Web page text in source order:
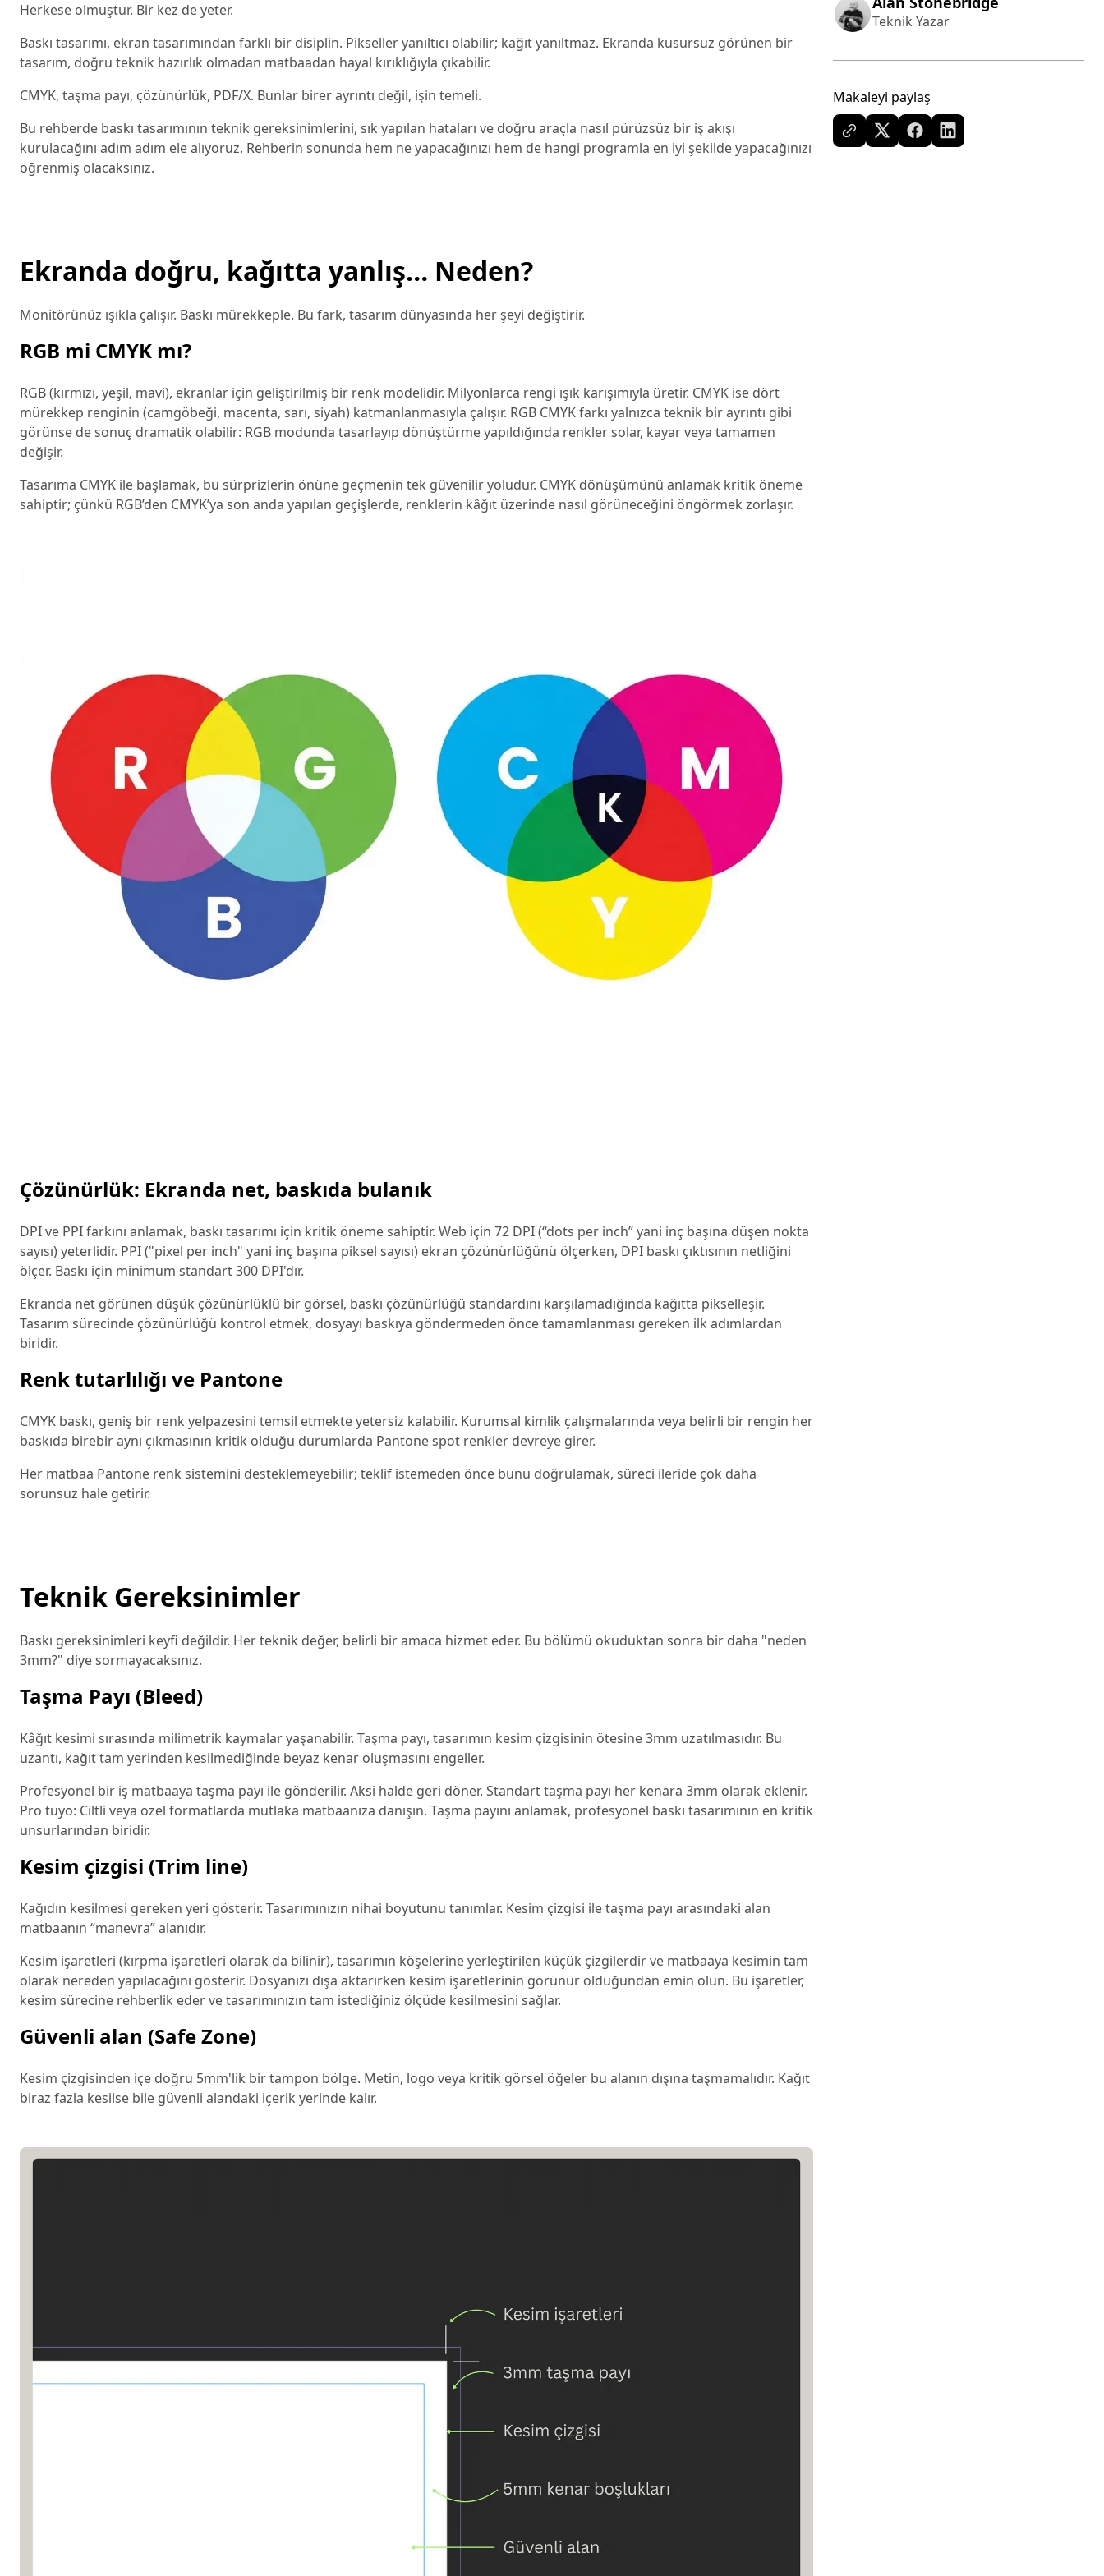
Herkese olmuştur. Bir kez de yeter.
Baskı tasarımı, ekran tasarımından farklı bir disiplin. Pikseller yanıltıcı olabilir; kağıt yanıltmaz. Ekranda kusursuz görünen bir
tasarım, doğru teknik hazırlık olmadan matbaadan hayal kırıklığıyla çıkabilir.
CMYK, taşma payı, çözünürlük, PDF/X. Bunlar birer ayrıntı değil, işin temeli.
Bu rehberde baskı tasarımının teknik gereksinimlerini, sık yapılan hataları ve doğru araçla nasıl pürüzsüz bir iş akışı
kurulacağını adım adım ele alıyoruz. Rehberin sonunda hem ne yapacağınızı hem de hangi programla en iyi şekilde yapacağınızı
öğrenmiş olacaksınız.
Ekranda doğru, kağıtta yanlış… Neden?
Monitörünüz ışıkla çalışır. Baskı mürekkeple. Bu fark, tasarım dünyasında her şeyi değiştirir.
RGB mi CMYK mı?
RGB (kırmızı, yeşil, mavi), ekranlar için geliştirilmiş bir renk modelidir. Milyonlarca rengi ışık karışımıyla üretir. CMYK ise dört
mürekkep renginin (camgöbeği, macenta, sarı, siyah) katmanlanmasıyla çalışır. RGB CMYK farkı yalnızca teknik bir ayrıntı gibi
görünse de sonuç dramatik olabilir: RGB modunda tasarlayıp dönüştürme yapıldığında renkler solar, kayar veya tamamen
değişir.
Tasarıma CMYK ile başlamak, bu sürprizlerin önüne geçmenin tek güvenilir yoludur. CMYK dönüşümünü anlamak kritik öneme
sahiptir; çünkü RGB’den CMYK’ya son anda yapılan geçişlerde, renklerin kâğıt üzerinde nasıl görüneceğini öngörmek zorlaşır.
Çözünürlük: Ekranda net, baskıda bulanık
DPI ve PPI farkını anlamak, baskı tasarımı için kritik öneme sahiptir. Web için 72 DPI (“dots per inch” yani inç başına düşen nokta
sayısı) yeterlidir. PPI ("pixel per inch" yani inç başına piksel sayısı) ekran çözünürlüğünü ölçerken, DPI baskı çıktısının netliğini
ölçer. Baskı için minimum standart 300 DPI'dır.
Ekranda net görünen düşük çözünürlüklü bir görsel, baskı çözünürlüğü standardını karşılamadığında kağıtta pikselleşir.
Tasarım sürecinde çözünürlüğü kontrol etmek, dosyayı baskıya göndermeden önce tamamlanması gereken ilk adımlardan
biridir.
Renk tutarlılığı ve Pantone
CMYK baskı, geniş bir renk yelpazesini temsil etmekte yetersiz kalabilir. Kurumsal kimlik çalışmalarında veya belirli bir rengin her
baskıda birebir aynı çıkmasının kritik olduğu durumlarda Pantone spot renkler devreye girer.
Her matbaa Pantone renk sistemini desteklemeyebilir; teklif istemeden önce bunu doğrulamak, süreci ileride çok daha
sorunsuz hale getirir.
Teknik Gereksinimler
Baskı gereksinimleri keyfi değildir. Her teknik değer, belirli bir amaca hizmet eder. Bu bölümü okuduktan sonra bir daha "neden
3mm?" diye sormayacaksınız.
Taşma Payı (Bleed)
Kâğıt kesimi sırasında milimetrik kaymalar yaşanabilir. Taşma payı, tasarımın kesim çizgisinin ötesine 3mm uzatılmasıdır. Bu
uzantı, kağıt tam yerinden kesilmediğinde beyaz kenar oluşmasını engeller.
Profesyonel bir iş matbaaya taşma payı ile gönderilir. Aksi halde geri döner. Standart taşma payı her kenara 3mm olarak eklenir.
Pro tüyo: Ciltli veya özel formatlarda mutlaka matbaanıza danışın. Taşma payını anlamak, profesyonel baskı tasarımının en kritik
unsurlarından biridir.
Kesim çizgisi (Trim line)
Kağıdın kesilmesi gereken yeri gösterir. Tasarımınızın nihai boyutunu tanımlar. Kesim çizgisi ile taşma payı arasındaki alan
matbaanın “manevra” alanıdır.
Kesim işaretleri (kırpma işaretleri olarak da bilinir), tasarımın köşelerine yerleştirilen küçük çizgilerdir ve matbaaya kesimin tam
olarak nereden yapılacağını gösterir. Dosyanızı dışa aktarırken kesim işaretlerinin görünür olduğundan emin olun. Bu işaretler,
kesim sürecine rehberlik eder ve tasarımınızın tam istediğiniz ölçüde kesilmesini sağlar.
Güvenli alan (Safe Zone)
Kesim çizgisinden içe doğru 5mm'lik bir tampon bölge. Metin, logo veya kritik görsel öğeler bu alanın dışına taşmamalıdır. Kağıt
biraz fazla kesilse bile güvenli alandaki içerik yerinde kalır.
Teknik Yazar
Makaleyi paylaş